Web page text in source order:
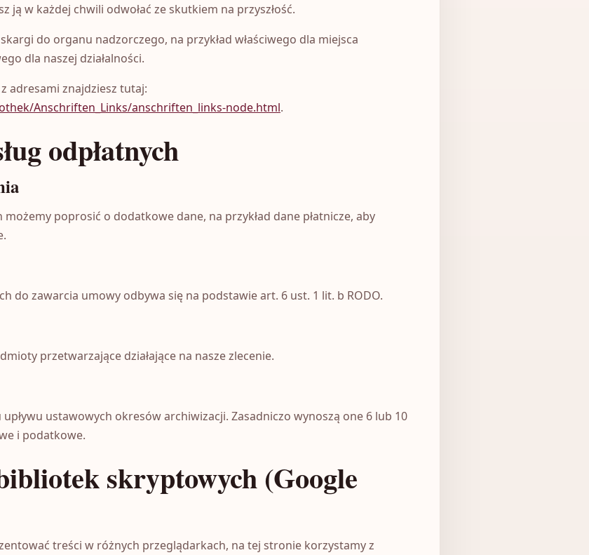
ją w każdej chwili odwołać ze skutkiem na przyszłość.
do organu nadzorczego, na przykład właściwego dla miejsca
dla naszej działalności.
adresami znajdziesz tutaj:
Anschriften_Links/anschriften_links-node.html.
odpłatnych
możemy poprosić o dodatkowe dane, na przykład dane płatnicze, aby
do zawarcia umowy odbywa się na podstawie art. 6 ust. 1 lit. b RODO.
przetwarzające działające na nasze zlecenie.
ustawowych okresów archiwizacji. Zasadniczo wynoszą one 6 lub 10
i podatkowe.
skryptowych (Google
treści w różnych przeglądarkach, na tej stronie korzystamy z